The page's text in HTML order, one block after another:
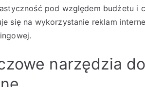
pod względem budżetu i
się na wykorzystanie reklam
narzędzia